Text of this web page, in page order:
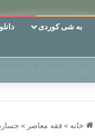
به شی کوردی
خانه » فقه معاصر »